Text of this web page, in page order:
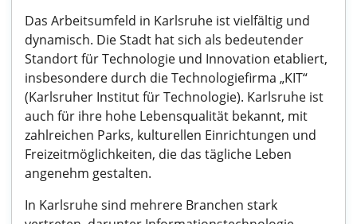
Das Arbeitsumfeld in Karlsruhe ist vielfältig und
dynamisch. Die Stadt hat sich als bedeutender
Standort für Technologie und Innovation etabliert,
insbesondere durch die Technologiefirma „KIT“
(Karlsruher Institut für Technologie). Karlsruhe ist
auch für ihre hohe Lebensqualität bekannt, mit
zahlreichen Parks, kulturellen Einrichtungen und
Freizeitmöglichkeiten, die das tägliche Leben
angenehm gestalten.
In Karlsruhe sind mehrere Branchen stark